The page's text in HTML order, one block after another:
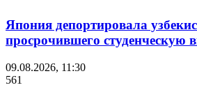
Япония депортировала
просрочившего студенческую
09.08.2026, 11:30
561